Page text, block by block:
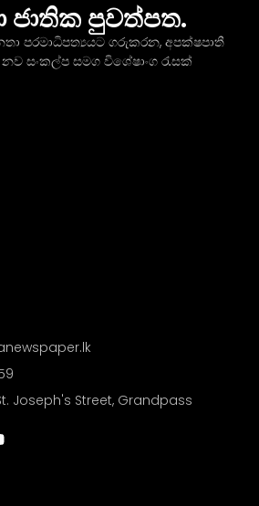
ජාතික පුවත්පත.
පරමාධිපත්‍යයට ගරුකරන, අපක්ෂපාතී
සංකල්ප සමග විශේෂාංග රැසක්
Joseph's Street, Grandpass